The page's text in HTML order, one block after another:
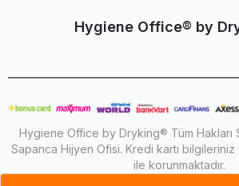
Hygiene Office® by
Hygiene Office by Dryking® Tüm Hakları
Sapanca Hijyen Ofisi. Kredi kartı bilgileriniz
ile korunmaktadır.